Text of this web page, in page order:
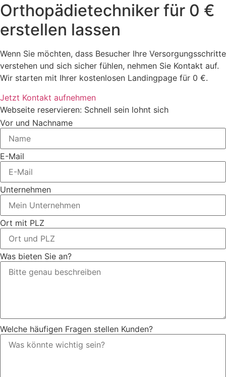
Orthopädietechniker für 0 €
erstellen lassen
Wenn Sie möchten, dass Besucher Ihre Versorgungsschritte
verstehen und sich sicher fühlen, nehmen Sie Kontakt auf.
Wir starten mit Ihrer kostenlosen Landingpage für 0 €.
Jetzt Kontakt aufnehmen
Webseite reservieren: Schnell sein lohnt sich
Vor und Nachname
E-Mail
Unternehmen
Ort mit PLZ
Was bieten Sie an?
Welche häufigen Fragen stellen Kunden?